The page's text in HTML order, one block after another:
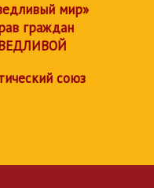
мир»
граждан
союз